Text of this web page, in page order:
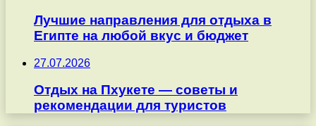
Лучшие направления для отдыха в
Египте на любой вкус и бюджет
27.07.2026
Отдых на Пхукете — советы и
рекомендации для туристов